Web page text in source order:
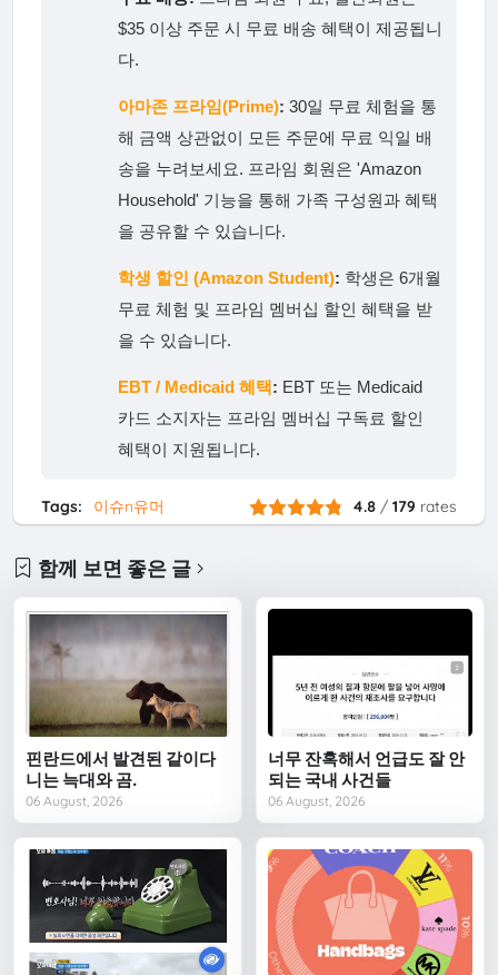
$35 이상 주문 시 무료 배송 혜택이 제공됩니
다.
아마존 프라임(Prime): 30일 무료 체험을 통
해 금액 상관없이 모든 주문에 무료 익일 배
송을 누려보세요. 프라임 회원은 'Amazon
Household' 기능을 통해 가족 구성원과 혜택
을 공유할 수 있습니다.
학생 할인 (Amazon Student): 학생은 6개월
무료 체험 및 프라임 멤버십 할인 혜택을 받
을 수 있습니다.
EBT / Medicaid 혜택: EBT 또는 Medicaid
카드 소지자는 프라임 멤버십 구독료 할인
혜택이 지원됩니다.
Tags: 이슈n유머 4.8 /179 rates
함께 보면 좋은 글
핀란드에서 발견된 같이다
니는 늑대와 곰.
06 August, 2026
너무 잔혹해서 언급도 잘 안
되는 국내 사건들
06 August, 2026